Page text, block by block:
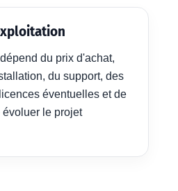
du prix d'achat,
du support, des
éventuelles et de
évoluer le projet